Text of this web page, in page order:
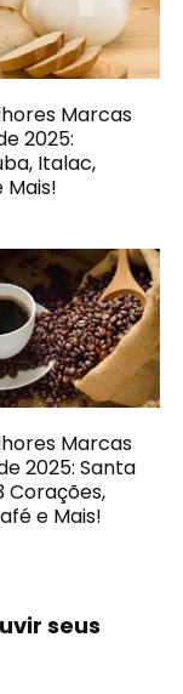
Marcas
2025:
Italac,
Marcas
2025: Santa
Corações,
e Mais!
seus